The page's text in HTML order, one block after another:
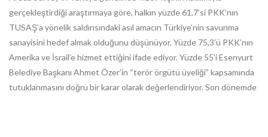
gerçekleştirdiği araştırmaya göre, halkın yüzde 61,7’si PKK’nın
TUSAŞ’a yönelik saldırısındaki asıl amacın Türkiye’nin savunma
sanayisini hedef almak olduğunu düşünüyor. Yüzde 75,3’ü PKK’nın
Amerika ve İsrail’e hizmet ettiğini ifade ediyor. Yüzde 55’i Esenyurt
Belediye Başkanı Ahmet Özer’in “terör örgütü üyeliği” kapsamında
tutuklanmasını doğru bir karar olarak değerlendiriyor. Son dönemde